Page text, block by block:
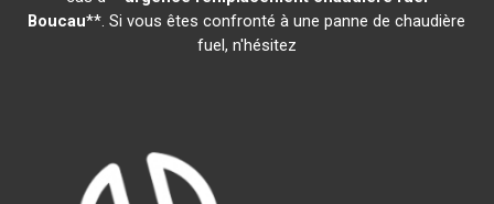
Boucau**. Si vous êtes confronté à une panne de chaudière
fuel, n'hésitez